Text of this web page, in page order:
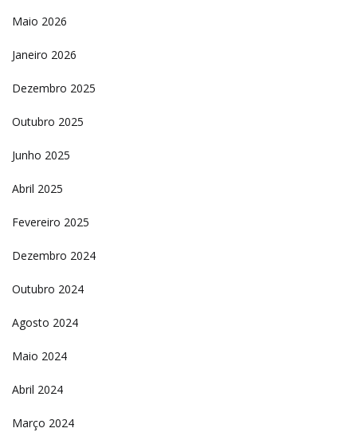
Maio 2026
Janeiro 2026
Dezembro 2025
Outubro 2025
Junho 2025
Abril 2025
Fevereiro 2025
Dezembro 2024
Outubro 2024
Agosto 2024
Maio 2024
Abril 2024
Março 2024